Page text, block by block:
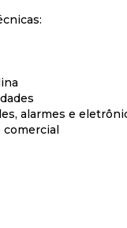
alarmes e
comercial